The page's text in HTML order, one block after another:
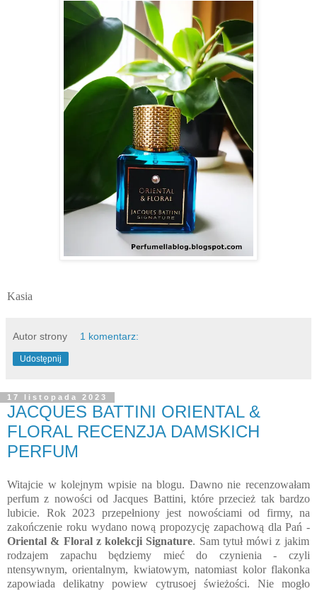
Kasia
Autor strony 1 komentarz:
Udostępnij
17 listopada 2023
JACQUES BATTINI ORIENTAL &
FLORAL RECENZJA DAMSKICH
PERFUM
Witajcie w kolejnym wpisie na blogu. Dawno nie recenzowałam
perfum z nowości od Jacques Battini, które przecież tak bardzo
lubicie. Rok 2023 przepełniony jest nowościami od firmy, na
zakończenie roku wydano nową propozycję zapachową dla Pań -
Oriental & Floral z kolekcji Signature. Sam tytuł mówi z jakim
rodzajem zapachu będziemy mieć do czynienia - czyli
ntensywnym, orientalnym, kwiatowym, natomiast kolor flakonka
zapowiada delikatny powiew cytrusoej świeżości. Nie mogło